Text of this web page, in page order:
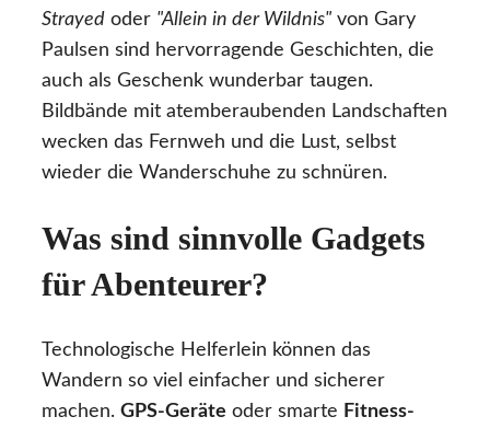
Strayed oder "Allein in der Wildnis" von Gary
Paulsen sind hervorragende Geschichten, die
auch als Geschenk wunderbar taugen.
Bildbände mit atemberaubenden Landschaften
wecken das Fernweh und die Lust, selbst
wieder die Wanderschuhe zu schnüren.
Was sind sinnvolle Gadgets
für Abenteurer?
Technologische Helferlein können das
Wandern so viel einfacher und sicherer
machen. GPS-Geräte oder smarte Fitness-